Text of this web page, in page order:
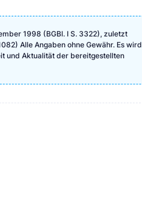
1998 (BGBl. I S. 3322), zuletzt
Alle Angaben ohne Gewähr. Es wird
und Aktualität der bereitgestellten